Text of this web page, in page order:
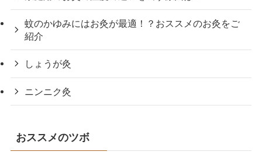
蚊のかゆみにはお灸が最適！？おススメのお灸をご
紹介
しょうが灸
ニンニク灸
おススメのツボ